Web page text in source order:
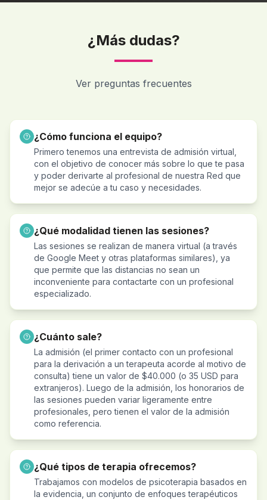
¿Más dudas?
Ver preguntas frecuentes
¿Cómo funciona el equipo?
Primero tenemos una entrevista de admisión virtual,
con el objetivo de conocer más sobre lo que te pasa
y poder derivarte al profesional de nuestra Red que
mejor se adecúe a tu caso y necesidades.
¿Qué modalidad tienen las sesiones?
Las sesiones se realizan de manera virtual (a través
de Google Meet y otras plataformas similares), ya
que permite que las distancias no sean un
inconveniente para contactarte con un profesional
especializado.
¿Cuánto sale?
La admisión (el primer contacto con un profesional
para la derivación a un terapeuta acorde al motivo de
consulta) tiene un valor de $40.000 (o 35 USD para
extranjeros). Luego de la admisión, los honorarios de
las sesiones pueden variar ligeramente entre
profesionales, pero tienen el valor de la admisión
como referencia.
¿Qué tipos de terapia ofrecemos?
Trabajamos con modelos de psicoterapia basados en
la evidencia, un conjunto de enfoques terapéuticos